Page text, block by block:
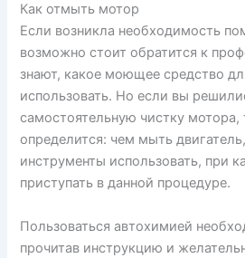
Как отмыть мотор
Если возникла необходимость
возможно стоит обратится к
знают, какое моющее средство
использовать. Но если вы
самостоятельную чистку
определится: чем мыть
инструменты использовать, при
приступать в данной процедуре.
Пользоваться автохимией
прочитав инструкцию и